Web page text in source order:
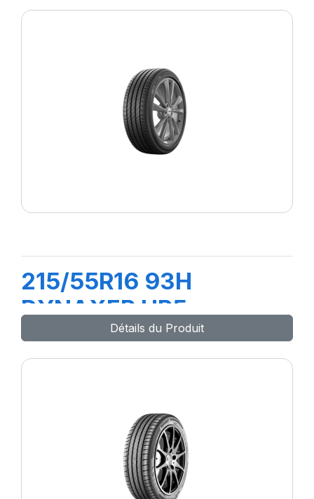
215/55R16 93H
DYNAXER HP5
Détails du Produit